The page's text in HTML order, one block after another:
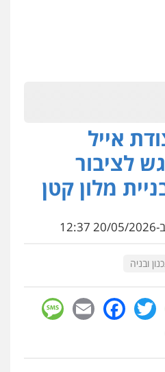
אייל
לציבור
מלון קטן
12:37
ובניה
WhatsApp
Twitter
Facebook
Email